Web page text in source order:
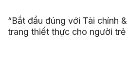
“Bắt đầu đúng với Tài chính
trang thiết thực cho người trẻ